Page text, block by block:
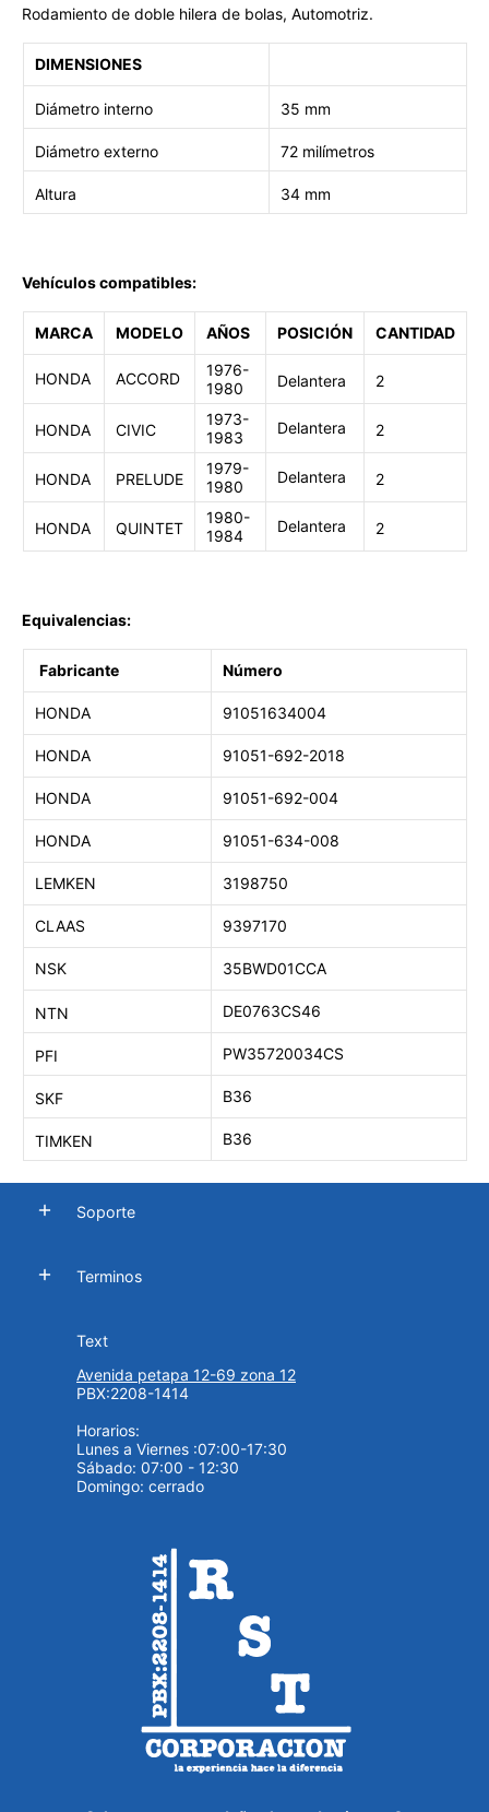
Rodamiento de doble hilera de bolas, Automotriz.
DIMENSIONES
Diámetro interno 35 mm
Diámetro externo 72 milímetros
Altura 34 mm
Vehículos compatibles:
MARCA MODELO AÑOS POSICIÓN CANTIDAD
HONDA ACCORD
1976-
1980
Delantera 2
HONDA CIVIC
1973-
1983
Delantera 2
HONDA PRELUDE
1979-
1980
Delantera 2
HONDA QUINTET
1980-
1984
Delantera 2
Equivalencias:
Fabricante Número
HONDA 91051634004
HONDA 91051-692-2018
HONDA 91051-692-004
HONDA 91051-634-008
LEMKEN 3198750
CLAAS 9397170
NSK 35BWD01CCA
NTN DE0763CS46
PFI PW35720034CS
SKF B36
TIMKEN B36
Soporte
Terminos
Text
Avenida petapa 12-69 zona 12
PBX:2208-1414
Horarios:
Lunes a Viernes :07:00-17:30
Sábado: 07:00 - 12:30
Domingo: cerrado